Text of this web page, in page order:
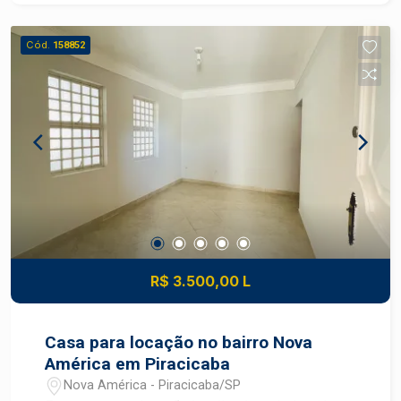
Cód. 158852
R$ 3.500,00 L
Casa para locação no bairro Nova
América em Piracicaba
Nova América - Piracicaba/SP